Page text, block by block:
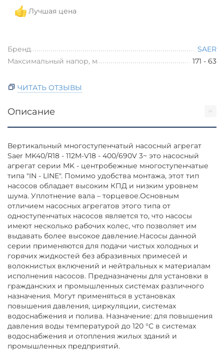
Лучшая цена
Бренд
SAER
Максимальный напор, м
171 - 63
ЧИТАТЬ ОТЗЫВЫ
Описание
Вертикальный многоступенчатый насосный агрегат
Saer MK40/R18 - 112M-V18 - 400/690V 3~ это насосный
агрегат серии MK - центробежные многоступенчатые
типа "IN - LINE". Помимо удобства монтажа, этот тип
насосов обладает высоким КПД и низким уровнем
шума. Уплотнение вала – торцевое.Основным
отличием насосных агрегатов этого типа от
одноступенчатых насосов является то, что насосы
имеют несколько рабочих колес, что позволяет им
выдавать более высокое давление.Насосы данной
серии применяются для подачи чистых холодных и
горячих жидкостей без абразивных примесей и
волокнистых включений и нейтральных к материалам
исполнения насосов. Предназначены для установки в
гражданских и промышленных системах различного
назначения. Могут применяться в установках
повышения давления, циркуляции, системах
водоснабжения и полива. Назначение: для повышения
давления воды температурой до 120 °С в системах
водоснабжения и отопления жилых зданий и
промышленных предприятий.